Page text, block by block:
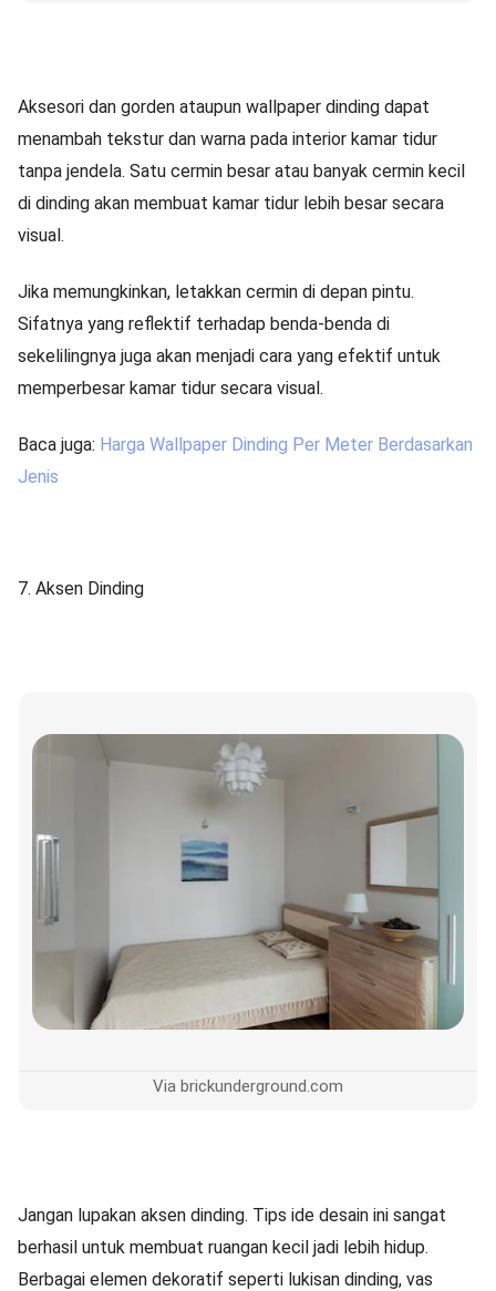
Aksesori dan gorden ataupun wallpaper dinding dapat
menambah tekstur dan warna pada interior kamar tidur
tanpa jendela. Satu cermin besar atau banyak cermin kecil
di dinding akan membuat kamar tidur lebih besar secara
visual.
Jika memungkinkan, letakkan cermin di depan pintu.
Sifatnya yang reflektif terhadap benda-benda di
sekelilingnya juga akan menjadi cara yang efektif untuk
memperbesar kamar tidur secara visual.
Baca juga: Harga Wallpaper Dinding Per Meter Berdasarkan
Jenis
7. Aksen Dinding
Via brickunderground.com
Jangan lupakan aksen dinding. Tips ide desain ini sangat
berhasil untuk membuat ruangan kecil jadi lebih hidup.
Berbagai elemen dekoratif seperti lukisan dinding, vas